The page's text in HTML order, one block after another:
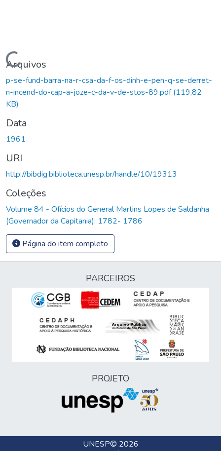
Carregando...
Arquivos
p-se-fund-barra-na-r-csa-da-f-os-dinh-e-pen-q-se-derret-
n-incend-do-cap-a-joze-c-da-v-de-stos-89.pdf(119,82
KB)
Data
1961
URI
http://bibdig.biblioteca.unesp.br/handle/10/19313
Coleções
Volume 84 - Ofícios do General Martins Lopes de Saldanha
(Governador da Capitania): 1782- 1786
Página do item completo
PARCEIROS
PROJETO
UNESP© 2026